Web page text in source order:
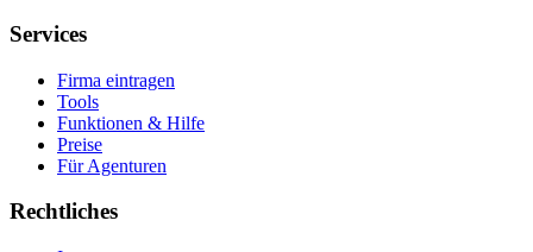
Services
Firma eintragen
Tools
Funktionen & Hilfe
Preise
Für Agenturen
Rechtliches